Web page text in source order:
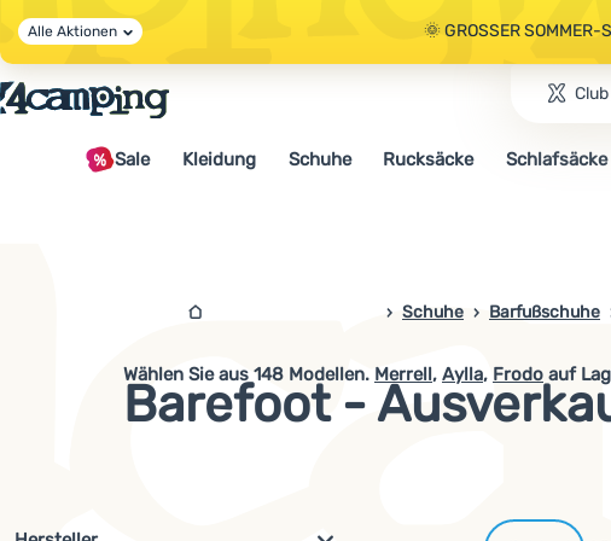
🌞 GROSSER SOMMER-
🤫 - 10 % AUF
🌞 GROSSER SOMMER-
Alle Aktionen
Sale Kleidung Schuhe Rucksäcke Schlafsäcke
4camping.at
Schuhe Barfußschuhe
Barefoot -
Wählen Sie aus 148 Modellen. Merrell, Aylla, Frodo auf